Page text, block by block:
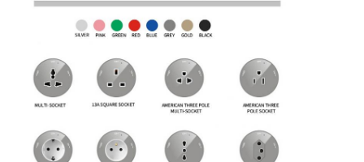
Socket coulissant
prise de courant de bureau
Socket de piste
Tape électrique montée sur la table